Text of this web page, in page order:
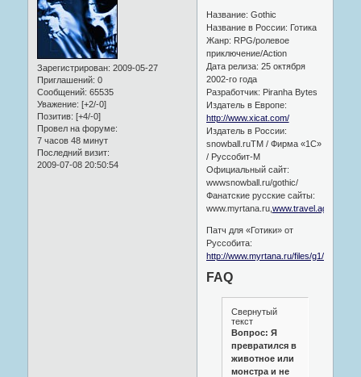
Зарегистрирован: 2009-05-27
Приглашений: 0
Сообщений: 65535
Уважение: [+2/-0]
Позитив: [+4/-0]
Провел на форуме:
7 часов 48 минут
Последний визит:
2009-07-08 20:50:54
Название: Gothic
Название в России: Готика
Жанр: RPG/ролевое
приключение/Action
Дата релиза: 25 октября
2002-го года
Разработчик: Piranha Bytes
Издатель в Европе:
http://www.xicat.com/
Издатель в России:
snowball.ruTM / Фирма «1С»
/ Руссобит-М
Официальный сайт:
wwwsnowball.ru/gothic/
Фанатские русские сайты:
www.myrtana.ru, www.travel.ag.ru/
Патч для «Готики» от
Руссобита:
http://www.myrtana.ru/files/g1/
FAQ
Свернутый
текст
Вопрос: Я
превратился в
животное или
монстра и не